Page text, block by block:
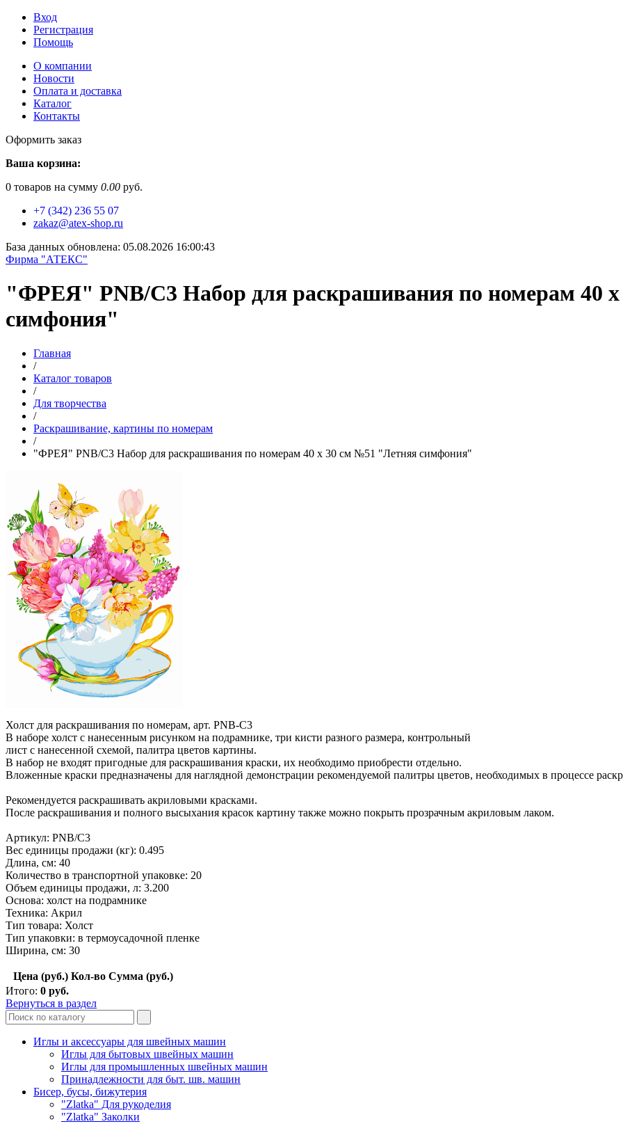
Вход
Регистрация
Помощь
О компании
Новости
Оплата и доставка
Каталог
Контакты
Оформить заказ
Ваша корзина:
0 товаров на сумму 0.00 руб.
+7 (342) 236 55 07
zakaz@atex-shop.ru
База данных обновлена: 05.08.2026 16:00:43
Фирма "АТЕКС"
"ФРЕЯ" PNB/C3 Набор для раскрашивания по номерам 40
симфония"
Главная
/
Каталог товаров
/
Для творчества
/
Раскрашивание, картины по номерам
/
"ФРЕЯ" PNB/C3 Набор для раскрашивания по номерам 40 х 30 см №51 "Летняя симфония"
Холст для раскрашивания по номерам, арт. PNB-C3
В наборе холст с нанесенным рисунком на подрамнике, три кисти разного размера, контрольный
лист с нанесенной схемой, палитра цветов картины.
В набор не входят пригодные для раскрашивания краски, их необходимо приобрести отдельно.
Вложенные краски предназначены для наглядной демонстрации рекомендуемой палитры цветов, необходимых в процессе
Рекомендуется раскрашивать акриловыми красками.
После раскрашивания и полного высыхания красок картину также можно покрыть прозрачным акриловым лаком.
Артикул: PNB/C3
Вес единицы продажи (кг): 0.495
Длина, см: 40
Количество в транспортной упаковке: 20
Объем единицы продажи, л: 3.200
Основа: холст на подрамнике
Техника: Акрил
Тип товара: Холст
Тип упаковки: в термоусадочной пленке
Ширина, см: 30
Цена (руб.) Кол-во Сумма (руб.)
Итого: 0 руб.
Вернуться в раздел
Иглы и аксессуары для швейных машин
Иглы для бытовых швейных машин
Иглы для промышленных швейных машин
Принадлежности для быт. шв. машин
Бисер, бусы, бижутерия
"Zlatka" Для рукоделия
"Zlatka" Заколки